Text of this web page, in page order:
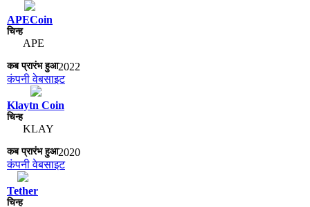
APECoin
APE
2022
कंपनी वेबसाइट
Klaytn Coin
KLAY
2020
कंपनी वेबसाइट
Tether